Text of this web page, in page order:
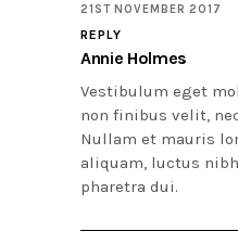
21ST NOVEMBER 2017
REPLY
Annie Holmes
Vestibulum eget
non finibus velit,
Nullam et mauris
aliquam, luctus nibh
pharetra dui.